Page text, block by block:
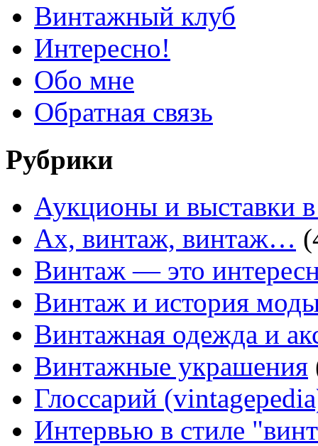
Винтажный клуб
Интересно!
Обо мне
Обратная связь
Рубрики
Аукционы и выставки
Ах, винтаж, винтаж…
Винтаж — это
Винтаж и история
Винтажная одежда и
Винтажные украшения
Глоссарий
Интервью в стиле